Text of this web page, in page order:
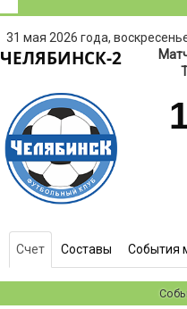
31 мая 2026 года,
ЧЕЛЯБИНСК-2
Счет Составы События